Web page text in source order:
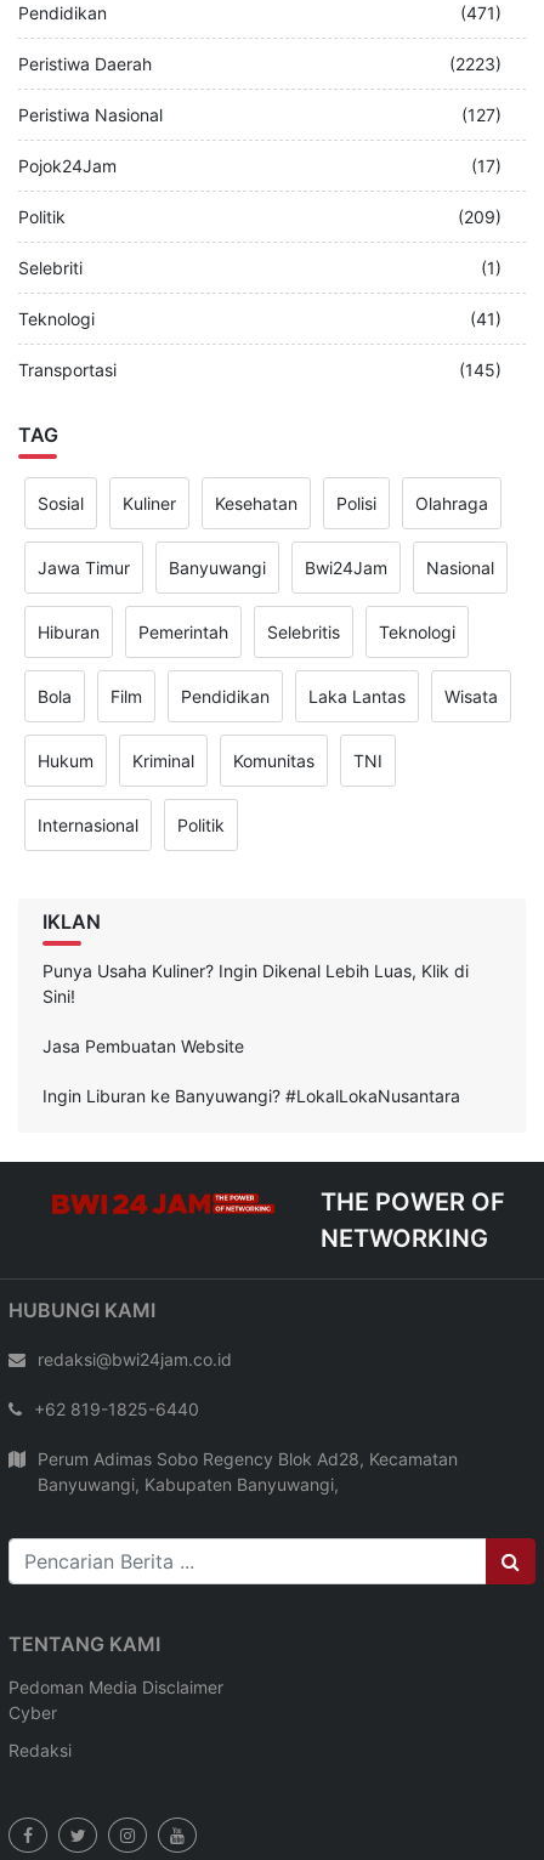
Pendidikan (471)
Peristiwa Daerah (2223)
Peristiwa Nasional (127)
Pojok24Jam (17)
Politik (209)
Selebriti (1)
Teknologi (41)
Transportasi (145)
TAG
Sosial Kuliner Kesehatan Polisi Olahraga
Jawa Timur Banyuwangi Bwi24Jam Nasional
Hiburan Pemerintah Selebritis Teknologi
Bola Film Pendidikan Laka Lantas Wisata
Hukum Kriminal Komunitas TNI
Internasional Politik
IKLAN
Punya Usaha Kuliner? Ingin Dikenal Lebih Luas, Klik di
Sini!
Jasa Pembuatan Website
Ingin Liburan ke Banyuwangi? #LokalLokaNusantara
THE POWER OF
NETWORKING
HUBUNGI KAMI
redaksi@bwi24jam.co.id
+62 819-1825-6440
Perum Adimas Sobo Regency Blok Ad28, Kecamatan
Banyuwangi, Kabupaten Banyuwangi,
TENTANG KAMI
Pedoman Media
Cyber
Disclaimer
Redaksi